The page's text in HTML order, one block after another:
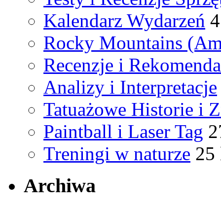
Kalendarz Wydarzeń
Rocky Mountains
Recenzje i
Analizy i Interpretacje
Tatuażowe Historie i
Paintball i Laser Tag
Treningi w naturze 25
Archiwa